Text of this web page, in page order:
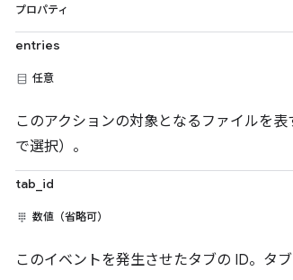
プロパティ
entries
任意
このアクションの対象となるファイルを
で選択）。
tab_id
数値（省略可）
このイベントを発生させたタブの ID。タ